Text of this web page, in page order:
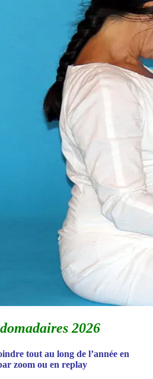
2026
tout au long de l’année en
zoom ou en replay